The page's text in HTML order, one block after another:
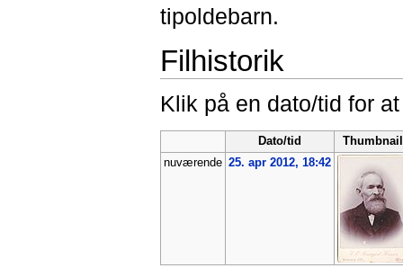
tipoldebarn.
Filhistorik
Klik på en dato/tid for
Dato/tid
Thumbnail
nuværende 25. apr 2012, 18:42